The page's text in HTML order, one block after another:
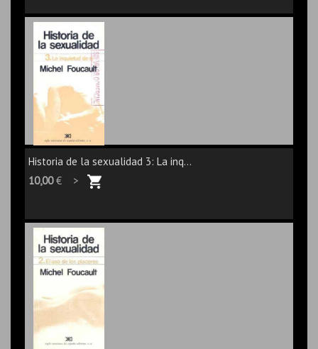
Historia de la sexualidad 3: La inq...
10,00€ >